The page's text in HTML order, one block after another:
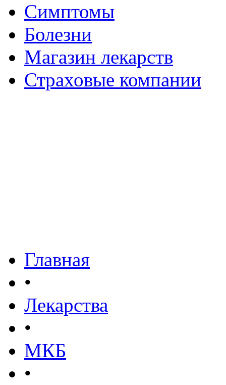
Симптомы
Болезни
Магазин лекарств
Страховые компании
Главная
•
Лекарства
•
МКБ
•